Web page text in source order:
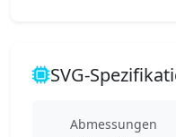
SVG-
Abmessungen